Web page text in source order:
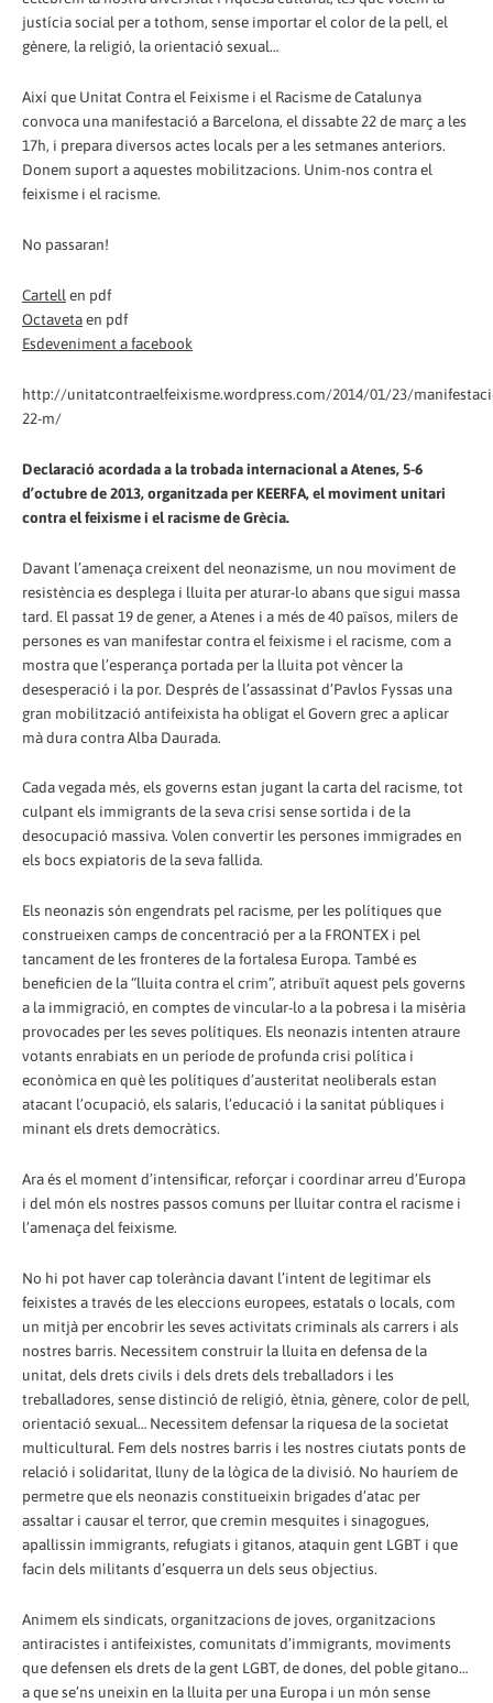
justícia social per a tothom, sense importar el color de la pell, el
gènere, la religió, la orientació sexual…
Així que Unitat Contra el Feixisme i el Racisme de Catalunya
convoca una manifestació a Barcelona, el dissabte 22 de març a les
17h, i prepara diversos actes locals per a les setmanes anteriors.
Donem suport a aquestes mobilitzacions. Unim-nos contra el
feixisme i el racisme.
No passaran!
Cartell en pdf
Octavetaen pdf
Esdeveniment a facebook
http://unitatcontraelfeixisme.wordpress.com/2014/01/23/
22-m/
Declaració acordada a la trobada internacional a Atenes, 5-6
d’octubre de 2013, organitzada per KEERFA, el moviment unitari
contra el feixisme i el racisme de Grècia.
Davant l’amenaça creixent del neonazisme, un nou moviment de
resistència es desplega i lluita per aturar-lo abans que sigui massa
tard. El passat 19 de gener, a Atenes i a més de 40 països, milers de
persones es van manifestar contra el feixisme i el racisme, com a
mostra que l’esperança portada per la lluita pot vèncer la
desesperació i la por. Després de l’assassinat d’Pavlos Fyssas una
gran mobilització antifeixista ha obligat el Govern grec a aplicar
mà dura contra Alba Daurada.
Cada vegada més, els governs estan jugant la carta del racisme, tot
culpant els immigrants de la seva crisi sense sortida i de la
desocupació massiva. Volen convertir les persones immigrades en
els bocs expiatoris de la seva fallida.
Els neonazis són engendrats pel racisme, per les polítiques que
construeixen camps de concentració per a la FRONTEX i pel
tancament de les fronteres de la fortalesa Europa. També es
beneficien de la “lluita contra el crim”, atribuït aquest pels governs
a la immigració, en comptes de vincular-lo a la pobresa i la misèria
provocades per les seves polítiques. Els neonazis intenten atraure
votants enrabiats en un període de profunda crisi política i
econòmica en què les polítiques d’austeritat neoliberals estan
atacant l’ocupació, els salaris, l’educació i la sanitat públiques i
minant els drets democràtics.
Ara és el moment d’intensificar, reforçar i coordinar arreu d’Europa
i del món els nostres passos comuns per lluitar contra el racisme i
l’amenaça del feixisme.
No hi pot haver cap tolerància davant l’intent de legitimar els
feixistes a través de les eleccions europees, estatals o locals, com
un mitjà per encobrir les seves activitats criminals als carrers i als
nostres barris. Necessitem construir la lluita en defensa de la
unitat, dels drets civils i dels drets dels treballadors i les
treballadores, sense distinció de religió, ètnia, gènere, color de pell,
orientació sexual… Necessitem defensar la riquesa de la societat
multicultural. Fem dels nostres barris i les nostres ciutats ponts de
relació i solidaritat, lluny de la lògica de la divisió. No hauríem de
permetre que els neonazis constitueixin brigades d’atac per
assaltar i causar el terror, que cremin mesquites i sinagogues,
apallissin immigrants, refugiats i gitanos, ataquin gent LGBT i que
facin dels militants d’esquerra un dels seus objectius.
Animem els sindicats, organitzacions de joves, organitzacions
antiracistes i antifeixistes, comunitats d’immigrants, moviments
que defensen els drets de la gent LGBT, de dones, del poble gitano…
a que se’ns uneixin en la lluita per una Europa i un món sense